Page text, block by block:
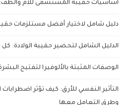
أساسيات حقيبة المستشفى للأم والطف:
دليل شامل لاختيار أفضل مستلزمات
الدليل الشامل لتحضير حقيبة الولادة:
الوصفات المثبتة بالألوفيرا لتفتيح
التأثير النفسي للأرق: كيف تؤثر
وطرق التعامل معها